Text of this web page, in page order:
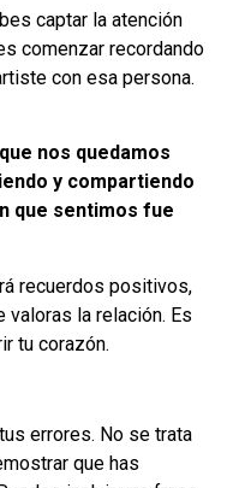
captar la atención
comenzar recordando
con esa persona.
nos quedamos
y compartiendo
que sentimos fue
recuerdos positivos,
valoras la relación. Es
tu corazón.
errores. No se trata
que has